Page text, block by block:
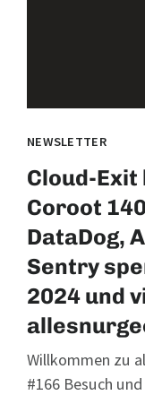
NEWSLETTER
Cloud-Exit
Coroot
DataDog,
Sentry
2024 und
Willkommen zu
#166 Besuch